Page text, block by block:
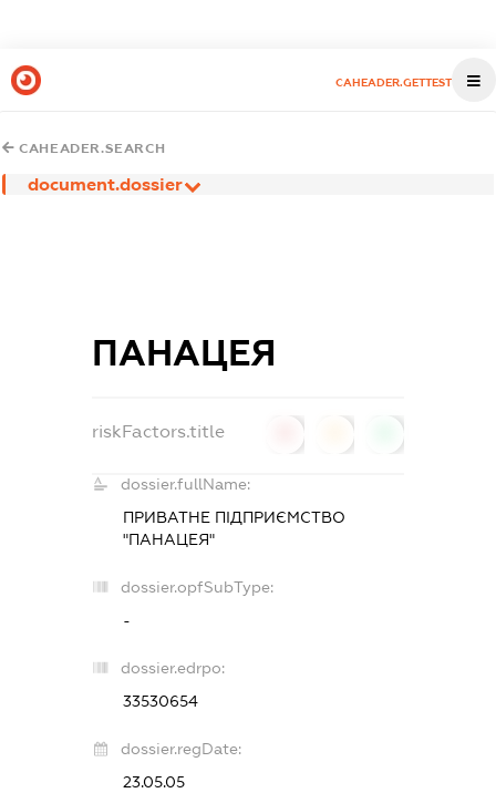
CAHEADER.GETTEST
CAHEADER.SEARCH
document.dossier
ПАНАЦЕЯ
riskFactors.title
dossier.fullName:
ПРИВАТНЕ ПІДПРИЄМСТВО
"ПАНАЦЕЯ"
dossier.opfSubType:
-
dossier.edrpo:
33530654
dossier.regDate:
23.05.05